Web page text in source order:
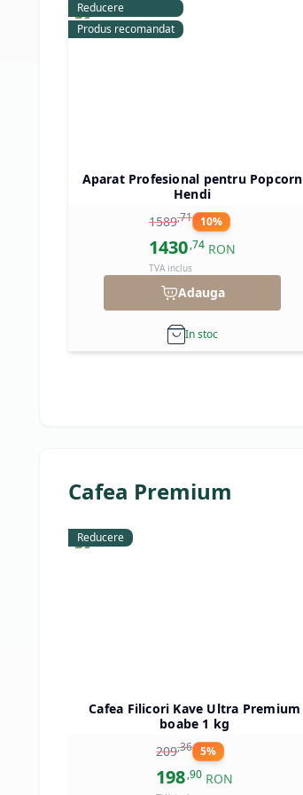
Reducere
Produs recomandat
Aparat Profesional pentru Popcorn
Hendi
1589,71 10%
1430,74 RON
TVA inclus
Adauga
In stoc
Cafea Premium
Reducere
Cafea Filicori Kave Ultra Premium
boabe 1 kg
209,36 5%
198,90 RON